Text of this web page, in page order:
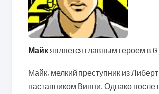
Майк является главным героем в
Майк, мелкий преступник из
наставником Винни. Однако после